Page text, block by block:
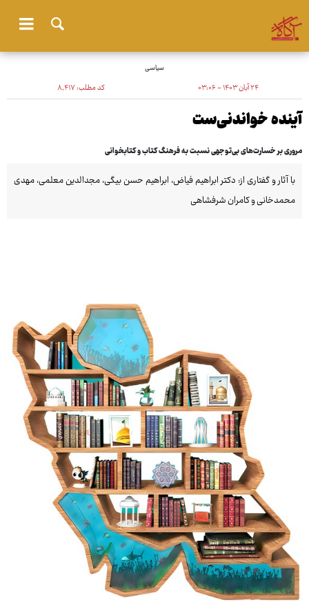
سیاسی
۲۴ آبان ۱۴۰۳ - ۰۳:۰۶ کد مطلب:۸٬۴۱۷
آینده خواندنی‌ست
مروری بر خسارت‌های بی‌توجهی نسبت به فرهنگ کتاب و کتابخوانی
با آثار و گفتاری از: دکتر ابراهیم فیاض، ابراهیم حسن بیگی، مجدالدین معلمی، مهدی
محمدخانی و کامران شرفشاهی